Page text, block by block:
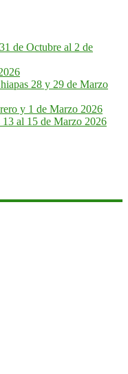
de Octubre al 2 de
28 y 29 de Marzo
y 1 de Marzo 2026
al 15 de Marzo 2026